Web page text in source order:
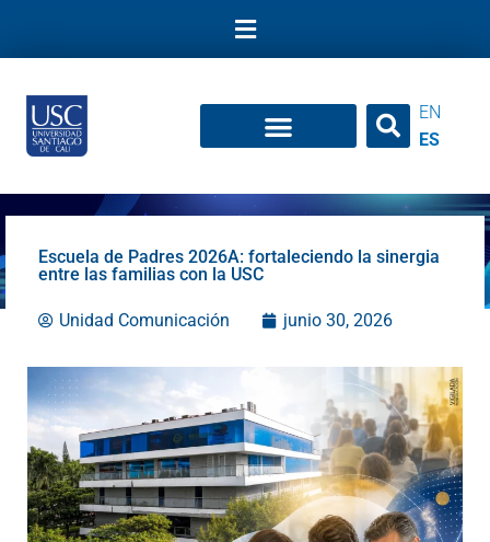
EN
ES
Escuela de Padres 2026A: fortaleciendo la sinergia
entre las familias con la USC
Unidad Comunicación junio 30, 2026